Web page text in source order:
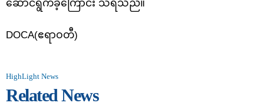
ဆောင်ရွက်ခဲ့ကြောင်း သိရသည်။
DOCA(ဧရာဝတီ)
HighLight News
Related News